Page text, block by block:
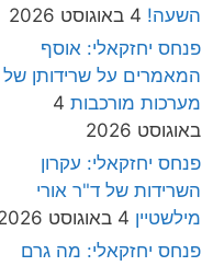
השעה! 4 באוגוסט 2026
פנחס יחזקאלי: אוסף
המאמרים על שרידותן של
מערכות מורכבות 4
באוגוסט 2026
פנחס יחזקאלי: עקרון
השרידות של ד"ר אורי
מילשטיין 4 באוגוסט 2026
פנחס יחזקאלי: מה גרם